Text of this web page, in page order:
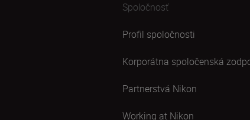
Spoločnosť
Profil spoločnosti
Korporátna spoločenská
Partnerstvá Nikon
Working at Nikon